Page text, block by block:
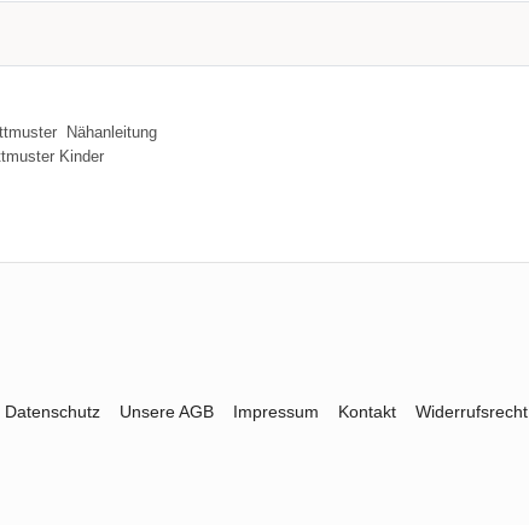
Nähanleitung
Kinder
Datenschutz Unsere AGB Impressum Kontakt Widerrufsrecht